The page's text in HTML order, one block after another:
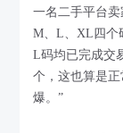
一名二手平台卖
M、L、XL四个
L码均已完成交
个，这也算是
爆。”